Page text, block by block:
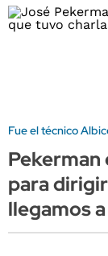
Fue el técnico
para
llegamos